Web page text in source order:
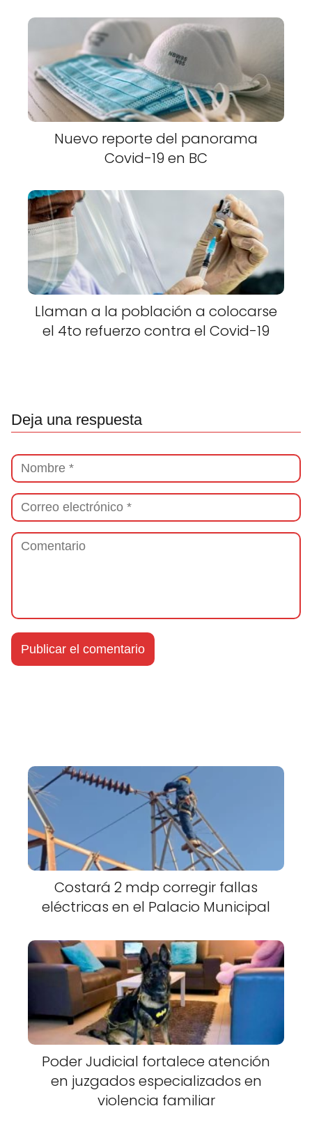
Nuevo reporte del panorama
Covid-19 en BC
Llaman a la población a colocarse
el 4to refuerzo contra el Covid-19
Deja una respuesta
Costará 2 mdp corregir fallas
eléctricas en el Palacio Municipal
Poder Judicial fortalece atención
en juzgados especializados en
violencia familiar